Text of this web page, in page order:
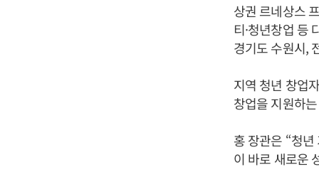
상권 르네상스
티·청년창업 등
경기도 수원시,
지역 청년 창업
창업을 지원하
홍 장관은 “청
이 바로 새로운